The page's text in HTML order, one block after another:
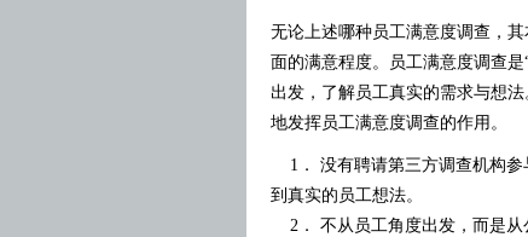
无论上述哪种员工满意度调查，
面的满意程度。员工满意度调查
出发，了解员工真实的需求与想
地发挥员工满意度调查的作用。
1． 没有聘请第三方调查机构参
到真实的员工想法。
2． 不从员工角度出发，而是从